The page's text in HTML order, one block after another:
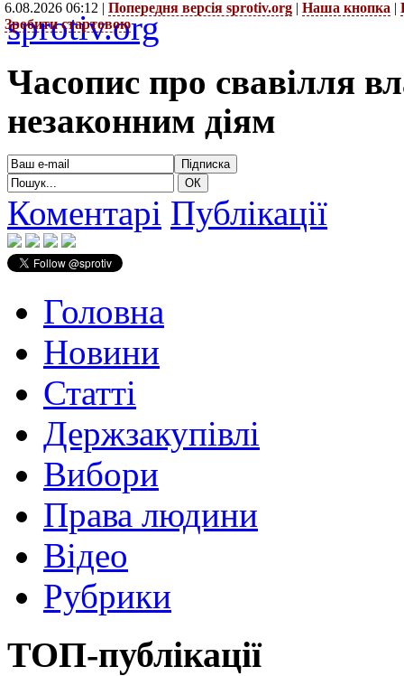
6.08.2026 06:12 | Попередня версія sprotiv.org | Наша кнопка |
Зробити стартовою
sprotiv.org
Часопис про свавілля
незаконним діям
Коментарі Публікації
Головна
Новини
Статті
Держзакупівлі
Вибори
Права людини
Відео
Рубрики
ТОП-публікації